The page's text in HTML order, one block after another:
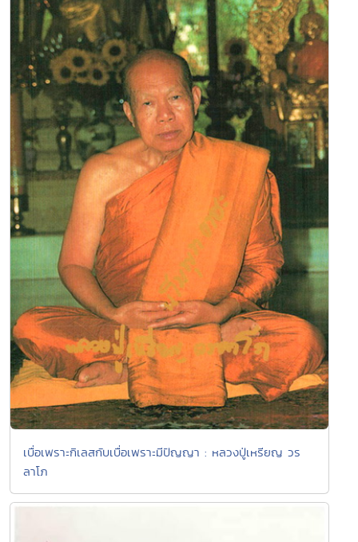
เบื่อเพราะกิเลสกับเบื่อเพราะมีปัญญา : หลวงปู่เหรียญ วร
ลาโภ